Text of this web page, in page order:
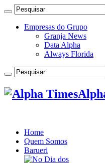
Empresas do Grupo
Granja News
Data Alpha
Always Florida
Home
Quem Somos
Barueri